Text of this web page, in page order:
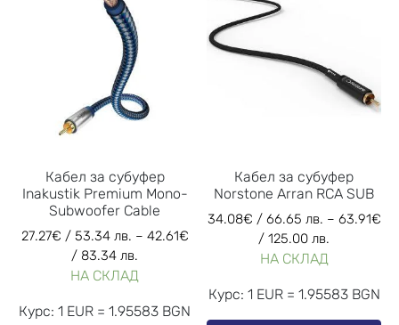
Кабел за субуфер
Inakustik Premium Mono-
Subwoofer Cable
27.27€ / 53.34 лв. – 42.61€
/ 83.34 лв.
НА СКЛАД
Курс: 1 EUR = 1.95583 BGN
Кабел за субуфер
Norstone Arran RCA SUB
34.08€ / 66.65 лв. – 63.91€
/ 125.00 лв.
НА СКЛАД
Курс: 1 EUR = 1.95583 BGN